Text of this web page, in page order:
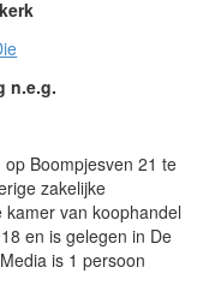
n.e.g.
Boompjesven 21 te
zakelijke
van koophandel
en is gelegen in De
is 1 persoon